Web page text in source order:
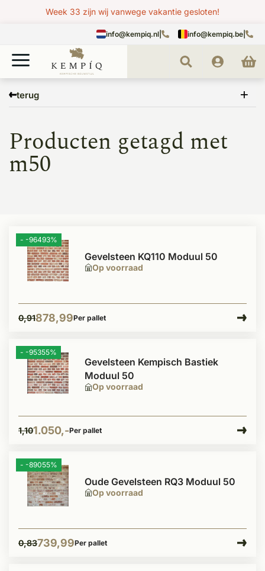
Week 33 zijn wij vanwege vakantie gesloten!
info@kempiq.nl info@kempiq.be
terug
m50
Producten getagd met
m50
- -96493%
Op voorraad
Gevelsteen KQ110 Moduul 50
0,91878,99Per pallet
- -95355%
Op voorraad
Gevelsteen Kempisch Bastiek
Moduul 50
1,101.050,-Per pallet
- -89055%
Op voorraad
Oude Gevelsteen RQ3 Moduul 50
0,83739,99Per pallet